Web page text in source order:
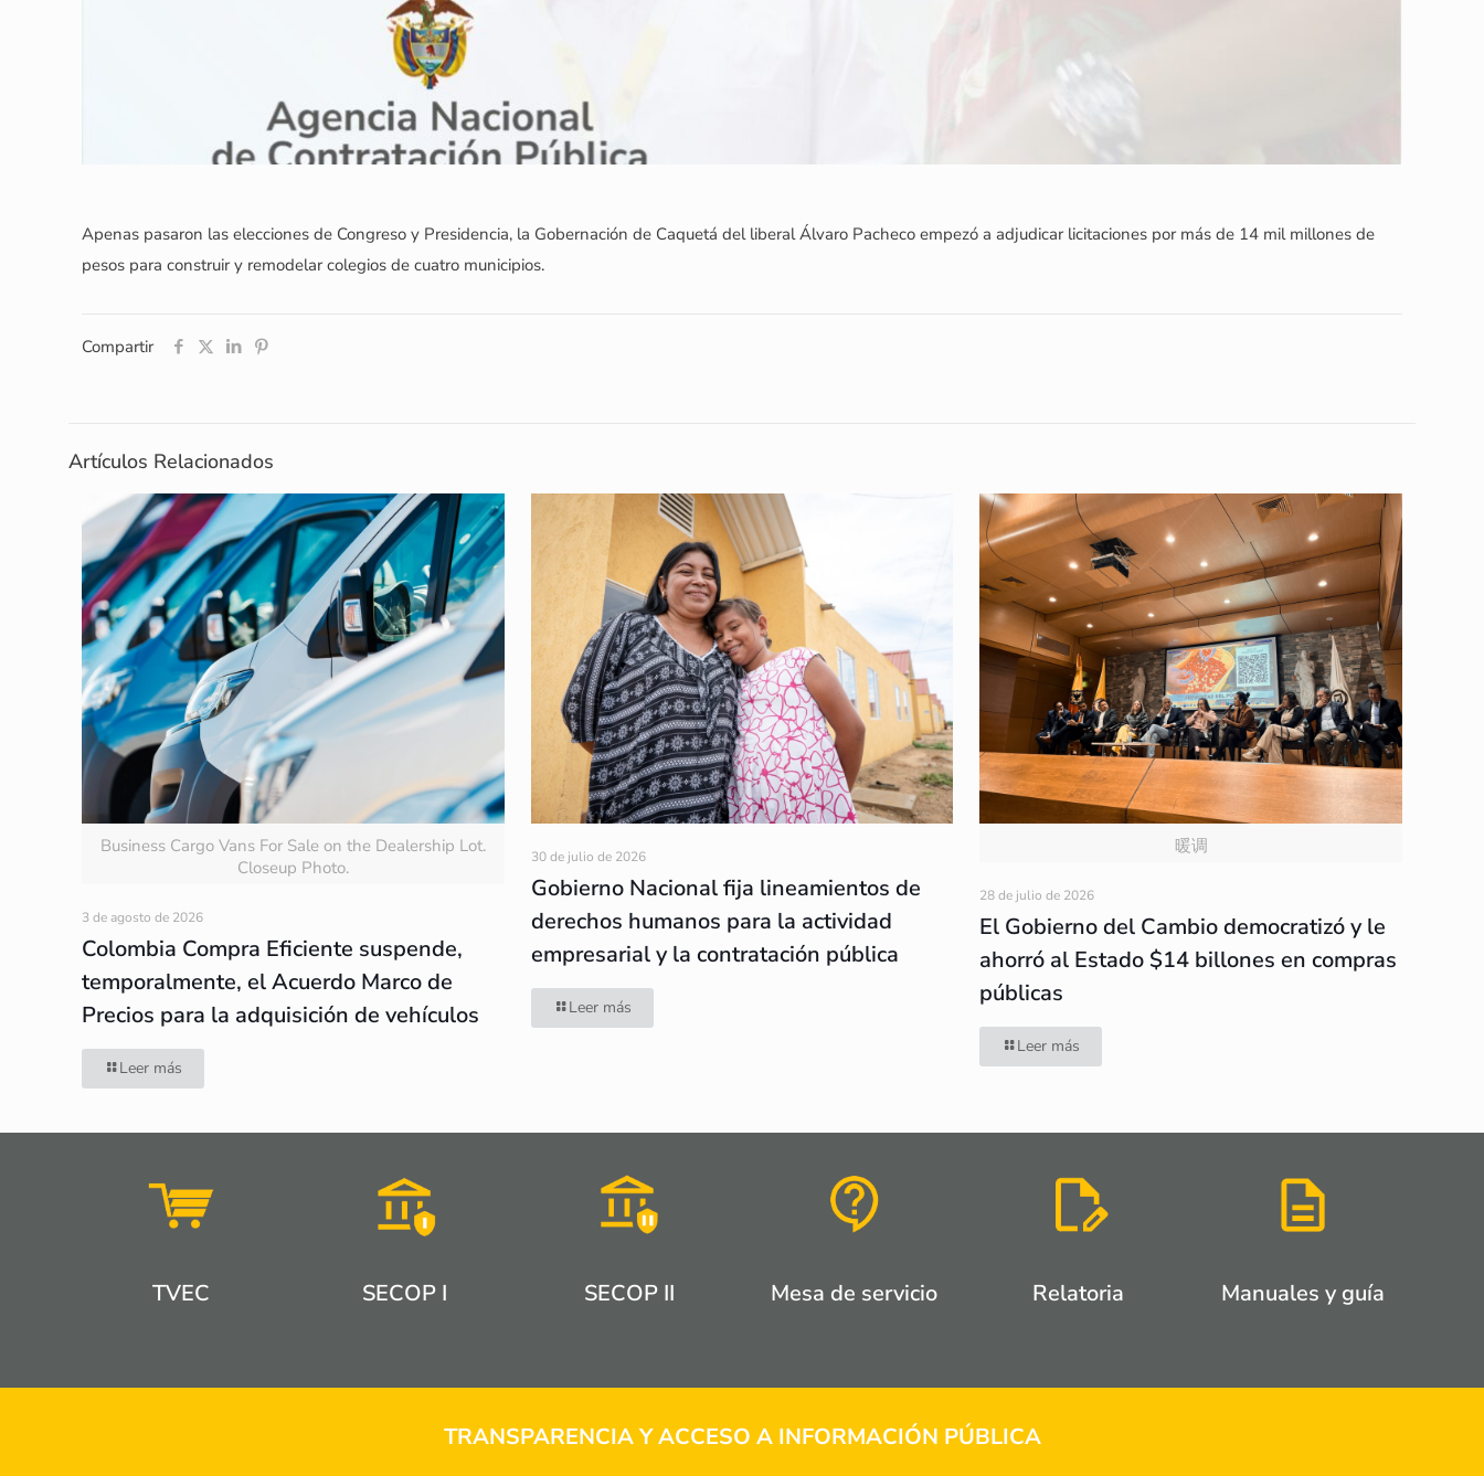
Apenas pasaron las elecciones de Congreso y Presidencia, la Gobernación de Caquetá del liberal Álvaro Pacheco empezó a adjudicar licitaciones por más de 14 mil millones de
pesos para construir y remodelar colegios de cuatro municipios.
Compartir
Artículos Relacionados
Business Cargo Vans For Sale on the Dealership Lot.
Closeup Photo.
3 de agosto de 2026
Colombia Compra Eficiente suspende,
temporalmente, el Acuerdo Marco de
Precios para la adquisición de vehículos
Leer más
30 de julio de 2026
Gobierno Nacional fija lineamientos de
derechos humanos para la actividad
empresarial y la contratación pública
Leer más
暖调
28 de julio de 2026
El Gobierno del Cambio democratizó y le
ahorró al Estado $14 billones en compras
públicas
Leer más
TVEC SECOP I SECOP II Mesa de servicio Relatoria Manuales y guía
TRANSPARENCIA Y ACCESO A INFORMACIÓN PÚBLICA